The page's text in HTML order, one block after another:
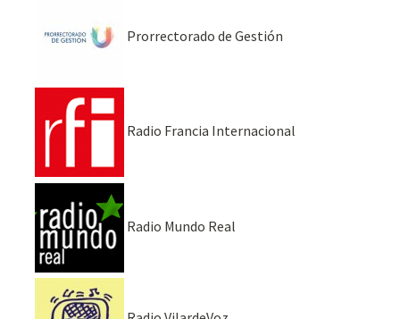
Prorrectorado de Gestión
Radio Francia Internacional
Radio Mundo Real